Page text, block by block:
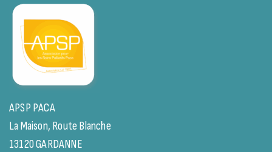
APSP PACA
La Maison, Route Blanche
13120 GARDANNE